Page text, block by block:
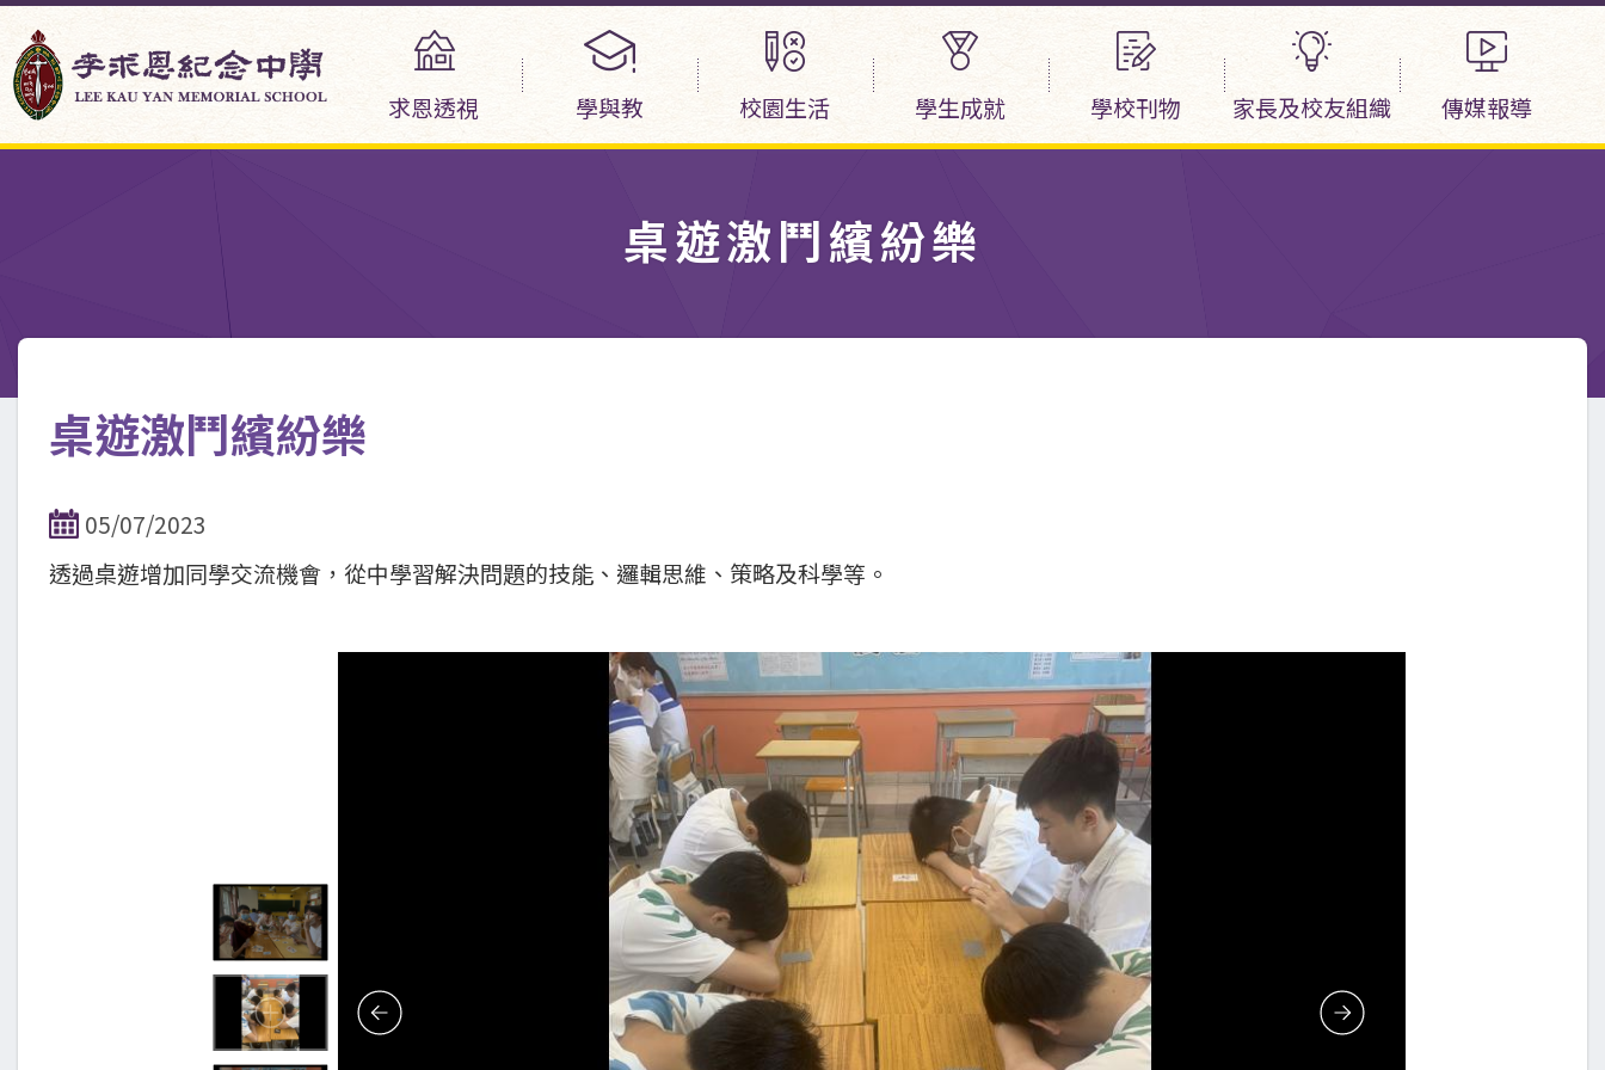
求恩透視 學與教 校園生活 學生成就 學校刊物 家長及校友組織 傳媒報導
桌遊激鬥繽紛樂
桌遊激鬥繽紛樂
05/07/2023
透過桌遊增加同學交流機會，從中學習解決問題的技能、邏輯思維、策略及科學等。